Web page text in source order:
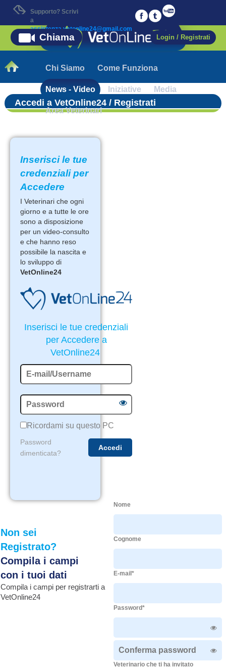
Supporto? Scrivi
a
assistenza.vetonline24@gmail.com
Chi Siamo Come Funziona
News - Video Iniziative Media
Area Veterinari
Login / Registrati
Chiama
Accedi a VetOnline24 / Registrati
Inserisci le tue
credenziali per
Accedere
I Veterinari che ogni
giorno e a tutte le ore
sono a disposizione
per un video-consulto
e che hanno reso
possibile la nascita e
lo sviluppo di
VetOnline24
Inserisci le tue credenziali
per Accedere a
VetOnline24
Ricordami su questo PC
Password
dimenticata?
Non sei
Registrato?
Compila i campi
con i tuoi dati
Compila i campi per registrarti a
VetOnline24
Nome
Cognome
E-mail*
Password*
Veterinario che ti ha invitato